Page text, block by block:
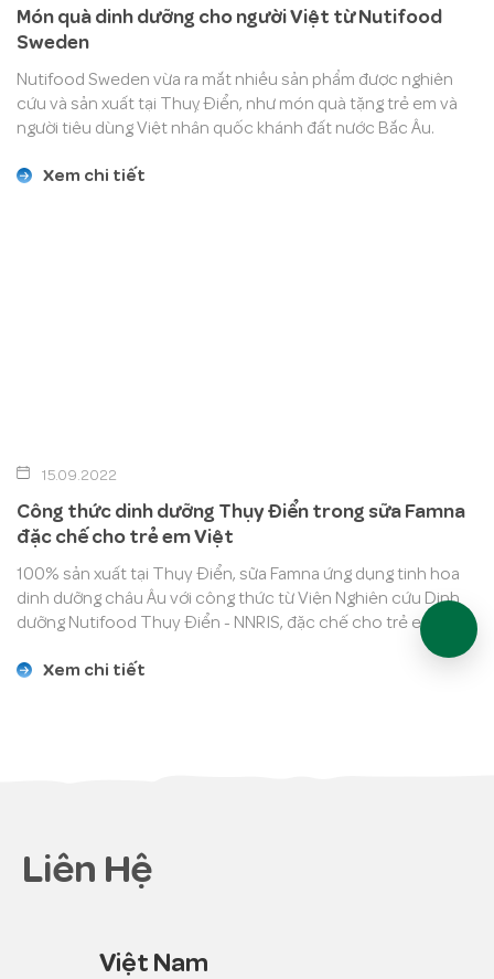
Món quà dinh dưỡng cho người Việt từ Nutifood
Sweden
Nutifood Sweden vừa ra mắt nhiều sản phẩm được nghiên
cứu và sản xuất tại Thuỵ Điển, như món quà tặng trẻ em và
người tiêu dùng Việt nhân quốc khánh đất nước Bắc Âu.
Xem chi tiết
15.09.2022
Công thức dinh dưỡng Thụy Điển trong sữa Famna
đặc chế cho trẻ em Việt
100% sản xuất tại Thụy Điển, sữa Famna ứng dụng tinh hoa
dinh dưỡng châu Âu với công thức từ Viện Nghiên cứu Dinh
dưỡng Nutifood Thụy Điển - NNRIS, đặc chế cho trẻ em Việt.
Xem chi tiết
Liên Hệ
Việt Nam